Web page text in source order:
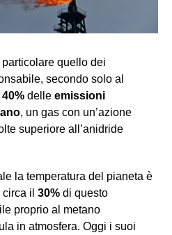
particolare quello dei
secondo solo al
40% delle emissioni
, un gas con un’azione
superiore all’anidride
la temperatura del pianeta è
circa il 30% di questo
proprio al metano
in atmosfera. Oggi i suoi